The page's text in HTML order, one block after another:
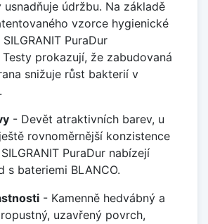
údržbu. Na základě
vzorce hygienické
PuraDur
prokazují, že zabudovaná
snižuje růst bakterií v
- Devět atraktivních barev, u
rovnoměrnější konzistence
PuraDur nabízejí
s bateriemi BLANCO.
- Kamenně hedvábný a
uzavřený povrch,